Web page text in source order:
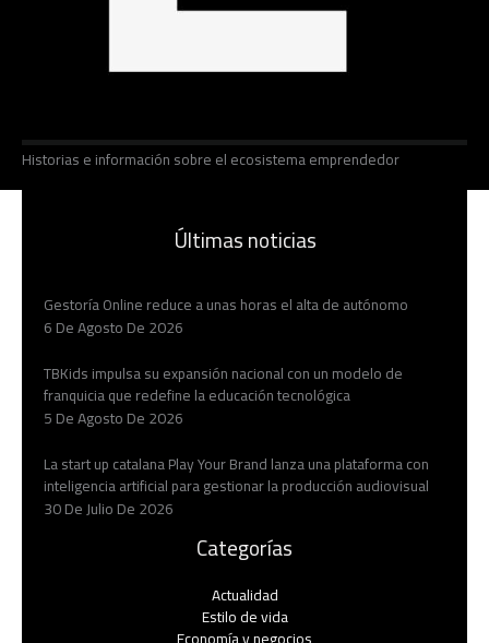
Historias e información sobre el ecosistema emprendedor
Últimas noticias
Gestoría Online reduce a unas horas el alta de autónomo
6 De Agosto De 2026
TBKids impulsa su expansión nacional con un modelo de
franquicia que redefine la educación tecnológica
5 De Agosto De 2026
La start up catalana Play Your Brand lanza una plataforma con
inteligencia artificial para gestionar la producción audiovisual
30 De Julio De 2026
Categorías
Actualidad
Estilo de vida